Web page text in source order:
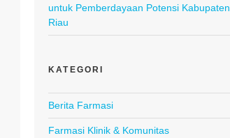
untuk Pemberdayaan Potensi Kabupaten
Riau
KATEGORI
Berita Farmasi
Farmasi Klinik & Komunitas